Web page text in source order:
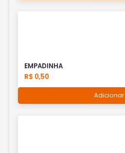
EMPADINHA
R$ 0,50
Adicionar